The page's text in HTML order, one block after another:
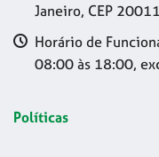
Janeiro, CEP
Horário de
08:00 às 18:00,
Políticas